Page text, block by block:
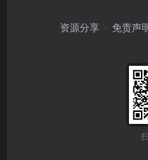
资源分享 免责声